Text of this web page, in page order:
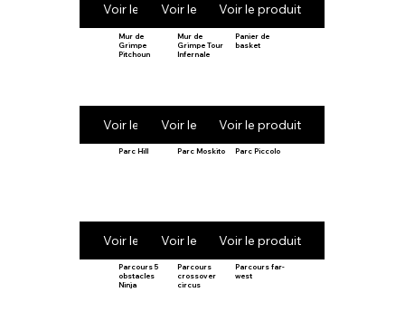
Voir le produitVoir le produitVoir le produit
Mur de
Grimpe
Pitchoun
Voir le produit
Mur de
Grimpe Tour
Infernale
Voir le produit
Panier de
basket
Voir le produit
Parc Hill
Voir le produit
Parc Moskito
Voir le produit
Parc Piccolo
Voir le produit
Parcours 5
obstacles
Ninja
Parcours
crossover
circus
Parcours far-
west